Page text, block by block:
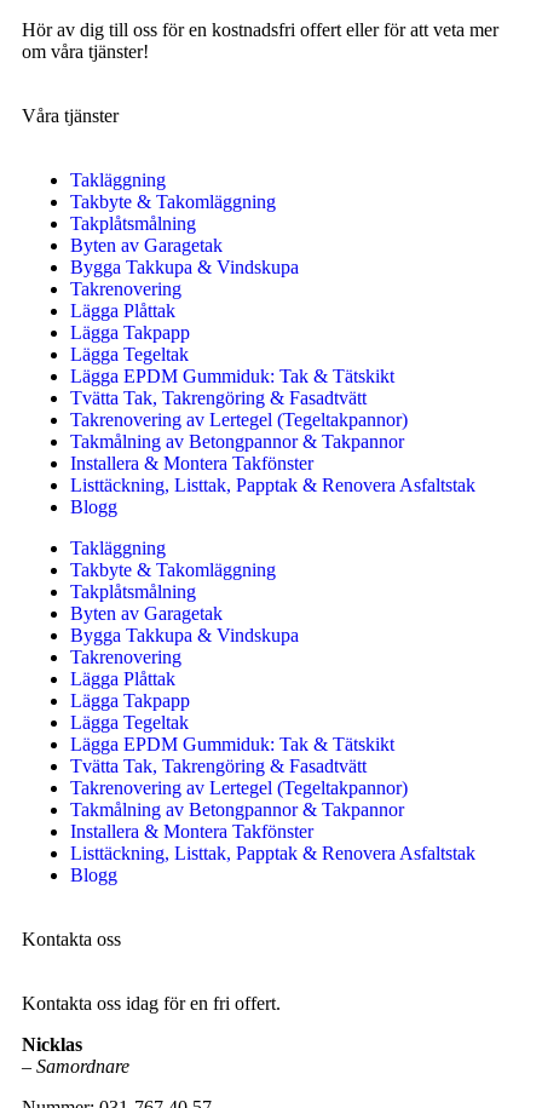
Hör av dig till oss för en kostnadsfri offert eller för att veta mer
om våra tjänster!
Våra tjänster
Takläggning
Takbyte & Takomläggning
Takplåtsmålning
Byten av Garagetak
Bygga Takkupa & Vindskupa
Takrenovering
Lägga Plåttak
Lägga Takpapp
Lägga Tegeltak
Lägga EPDM Gummiduk: Tak & Tätskikt
Tvätta Tak, Takrengöring & Fasadtvätt
Takrenovering av Lertegel (Tegeltakpannor)
Takmålning av Betongpannor & Takpannor
Installera & Montera Takfönster
Listtäckning, Listtak, Papptak & Renovera Asfaltstak
Blogg
Takläggning
Takbyte & Takomläggning
Takplåtsmålning
Byten av Garagetak
Bygga Takkupa & Vindskupa
Takrenovering
Lägga Plåttak
Lägga Takpapp
Lägga Tegeltak
Lägga EPDM Gummiduk: Tak & Tätskikt
Tvätta Tak, Takrengöring & Fasadtvätt
Takrenovering av Lertegel (Tegeltakpannor)
Takmålning av Betongpannor & Takpannor
Installera & Montera Takfönster
Listtäckning, Listtak, Papptak & Renovera Asfaltstak
Blogg
Kontakta oss
Kontakta oss idag för en fri offert.
Nicklas
– Samordnare